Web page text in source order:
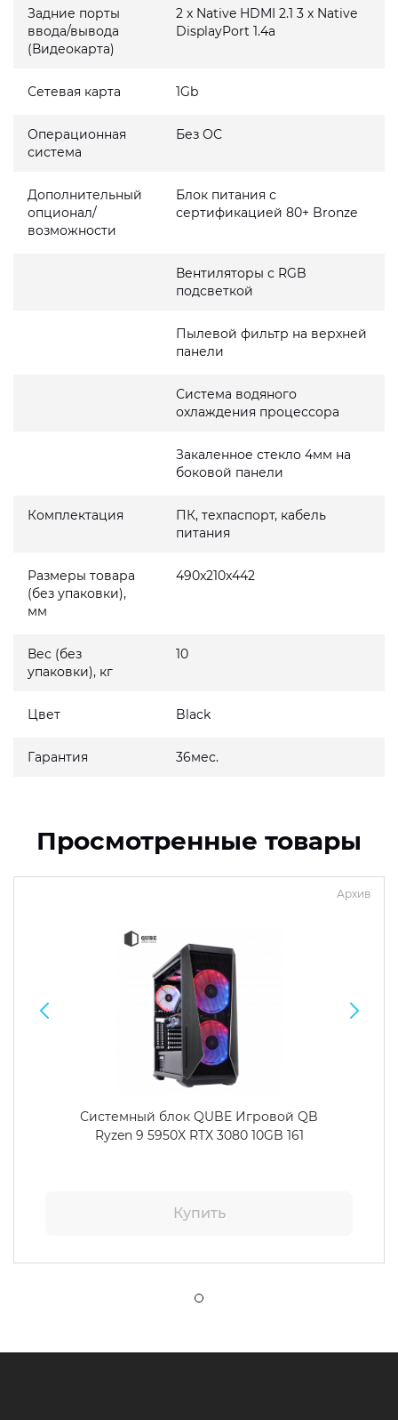
Задние порты
ввода/вывода
(Видеокарта)
2 x Native HDMI 2.1 3 x Native
DisplayPort 1.4a
Сетевая карта 1Gb
Операционная
система
Без ОС
Дополнительный
опционал/
возможности
Блок питания с
сертификацией 80+ Bronze
Вентиляторы с RGB
подсветкой
Пылевой фильтр на верхней
панели
Система водяного
охлаждения процессора
Закаленное стекло 4мм на
боковой панели
Комплектация
ПК, техпаспорт, кабель
питания
Размеры товара
(без упаковки),
мм
490x210x442
Вес (без
упаковки), кг
10
Цвет Black
Гарантия 36мес.
Просмотренные товары
Архив
Системный блок QUBE Игровой QB
Ryzen 9 5950X RTX 3080 10GB 161
Купить